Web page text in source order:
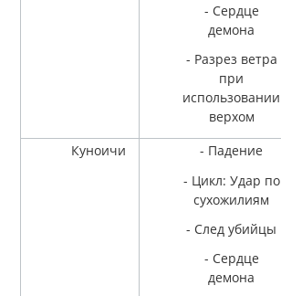
- Сердце
демона
- Разрез ветра
при
использовании
верхом
Куноичи
- Падение
- Цикл: Удар по
сухожилиям
- След убийцы
- Сердце
демона